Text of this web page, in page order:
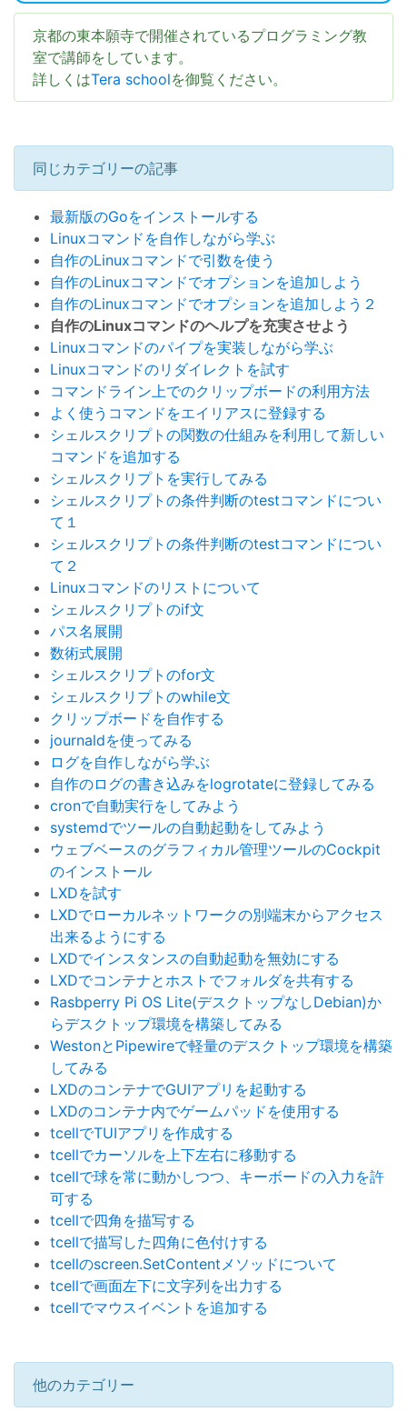
京都の東本願寺で開催されているプログラミング教
室で講師をしています。
詳しくはTera schoolを御覧ください。
同じカテゴリーの記事
最新版のGoをインストールする
Linuxコマンドを自作しながら学ぶ
自作のLinuxコマンドで引数を使う
自作のLinuxコマンドでオプションを追加しよう
自作のLinuxコマンドでオプションを追加しよう２
自作のLinuxコマンドのヘルプを充実させよう
Linuxコマンドのパイプを実装しながら学ぶ
Linuxコマンドのリダイレクトを試す
コマンドライン上でのクリップボードの利用方法
よく使うコマンドをエイリアスに登録する
シェルスクリプトの関数の仕組みを利用して新しい
コマンドを追加する
シェルスクリプトを実行してみる
シェルスクリプトの条件判断のtestコマンドについ
て１
シェルスクリプトの条件判断のtestコマンドについ
て２
Linuxコマンドのリストについて
シェルスクリプトのif文
パス名展開
数術式展開
シェルスクリプトのfor文
シェルスクリプトのwhile文
クリップボードを自作する
journaldを使ってみる
ログを自作しながら学ぶ
自作のログの書き込みをlogrotateに登録してみる
cronで自動実行をしてみよう
systemdでツールの自動起動をしてみよう
ウェブベースのグラフィカル管理ツールのCockpit
のインストール
LXDを試す
LXDでローカルネットワークの別端末からアクセス
出来るようにする
LXDでインスタンスの自動起動を無効にする
LXDでコンテナとホストでフォルダを共有する
Rasbperry Pi OS Lite(デスクトップなしDebian)か
らデスクトップ環境を構築してみる
WestonとPipewireで軽量のデスクトップ環境を構築
してみる
LXDのコンテナでGUIアプリを起動する
LXDのコンテナ内でゲームパッドを使用する
tcellでTUIアプリを作成する
tcellでカーソルを上下左右に移動する
tcellで球を常に動かしつつ、キーボードの入力を許
可する
tcellで四角を描写する
tcellで描写した四角に色付けする
tcellのscreen.SetContentメソッドについて
tcellで画面左下に文字列を出力する
tcellでマウスイベントを追加する
他のカテゴリー